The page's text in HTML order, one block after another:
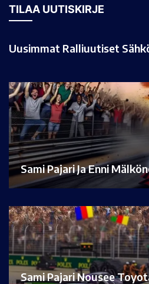
TILAA UUTISKIRJE
Uusimmat Ralliuutiset
Sami Pajari Ja Enni
Sami Pajari Nousee